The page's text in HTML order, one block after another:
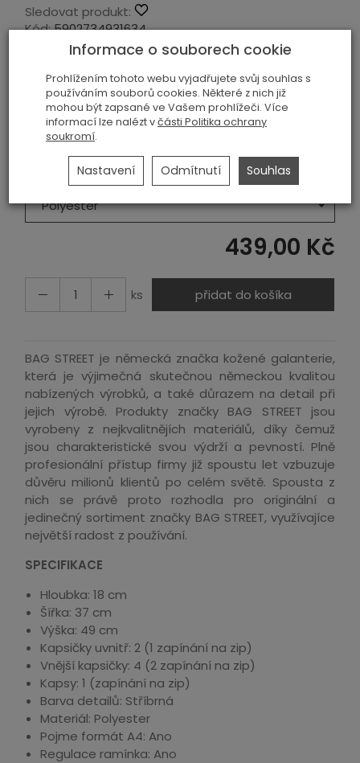
Sledovat produkt:
Kód:5902734931634
Výrobce: BAG STREET
Historie ceny
Barva
Černá
Polyester
439,00 Kč
ks přidat do košíka
BAG STREET je německá značka kožené galanterie,
která je výjimečná skutečnou německou kvalitou
nabízených výrobků, a také důrazem na detail při
jejich výrobě. Produkty značky BAG STREET jsou
vyrobeny z nejkvalitnějích materiálů, díky čemuž
jsou charakteristické svou výdrží a pevností. Plně
profesionální přístup firmy již spoustu let vzbuzuje
důvěru milionů klientů po celém světě. Spousta z
nich se právě proto rozhodla pro originální a
jedinečný sortiment značky BAG STREET, využívajíce
největší radost z používání.
SPECIFIKACE
Hloubka: 18 cm
Šířka: 37 cm
Výška: 49 cm
Kapsičky uvnitř: 2 (1 zapínání na zip)
Vnější kapsičky: 4 (2 zapínání na zip)
Kapsy: 1 (zapínání na zip)
Barva detailů: Stříbrná
Materiál: Polyester
Pojme formát A4: Ano
Regulace ramínka: Ano
Informace o souborech cookie
Prohlížením tohoto webu vyjadřujete svůj souhlas s
používáním souborů cookies. Některé z nich již
mohou být zapsané ve Vašem prohlížeči. Více
informací lze nalézt včásti Politika ochrany
soukromí.
Nastavení Odmítnutí Souhlas